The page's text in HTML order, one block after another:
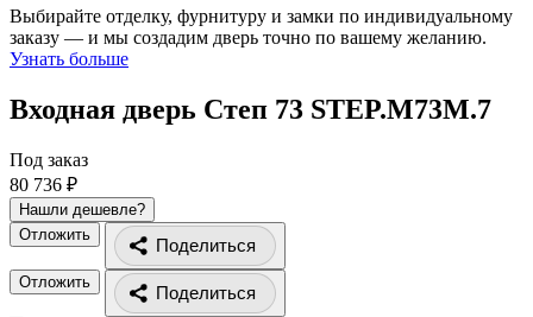
Выбирайте отделку, фурнитуру и замки по индивидуальному
заказу — и мы создадим дверь точно по вашему желанию.
Узнать больше
Входная дверь Степ 73 STEP.M73M.7
Под заказ
80 736 ₽
Нашли дешевле?
Отложить
Поделиться
Отложить
Поделиться